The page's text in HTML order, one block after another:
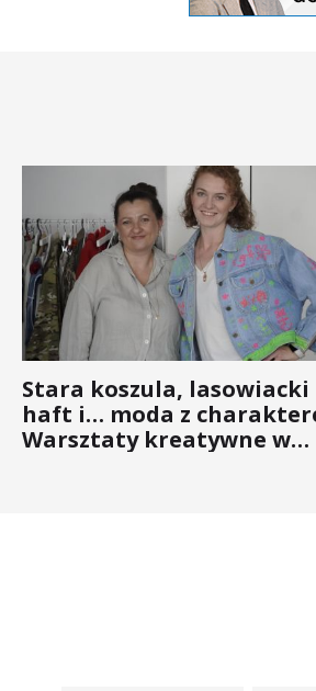
Stara koszula, lasowiacki
haft i… moda z
Warsztaty kreatywne w